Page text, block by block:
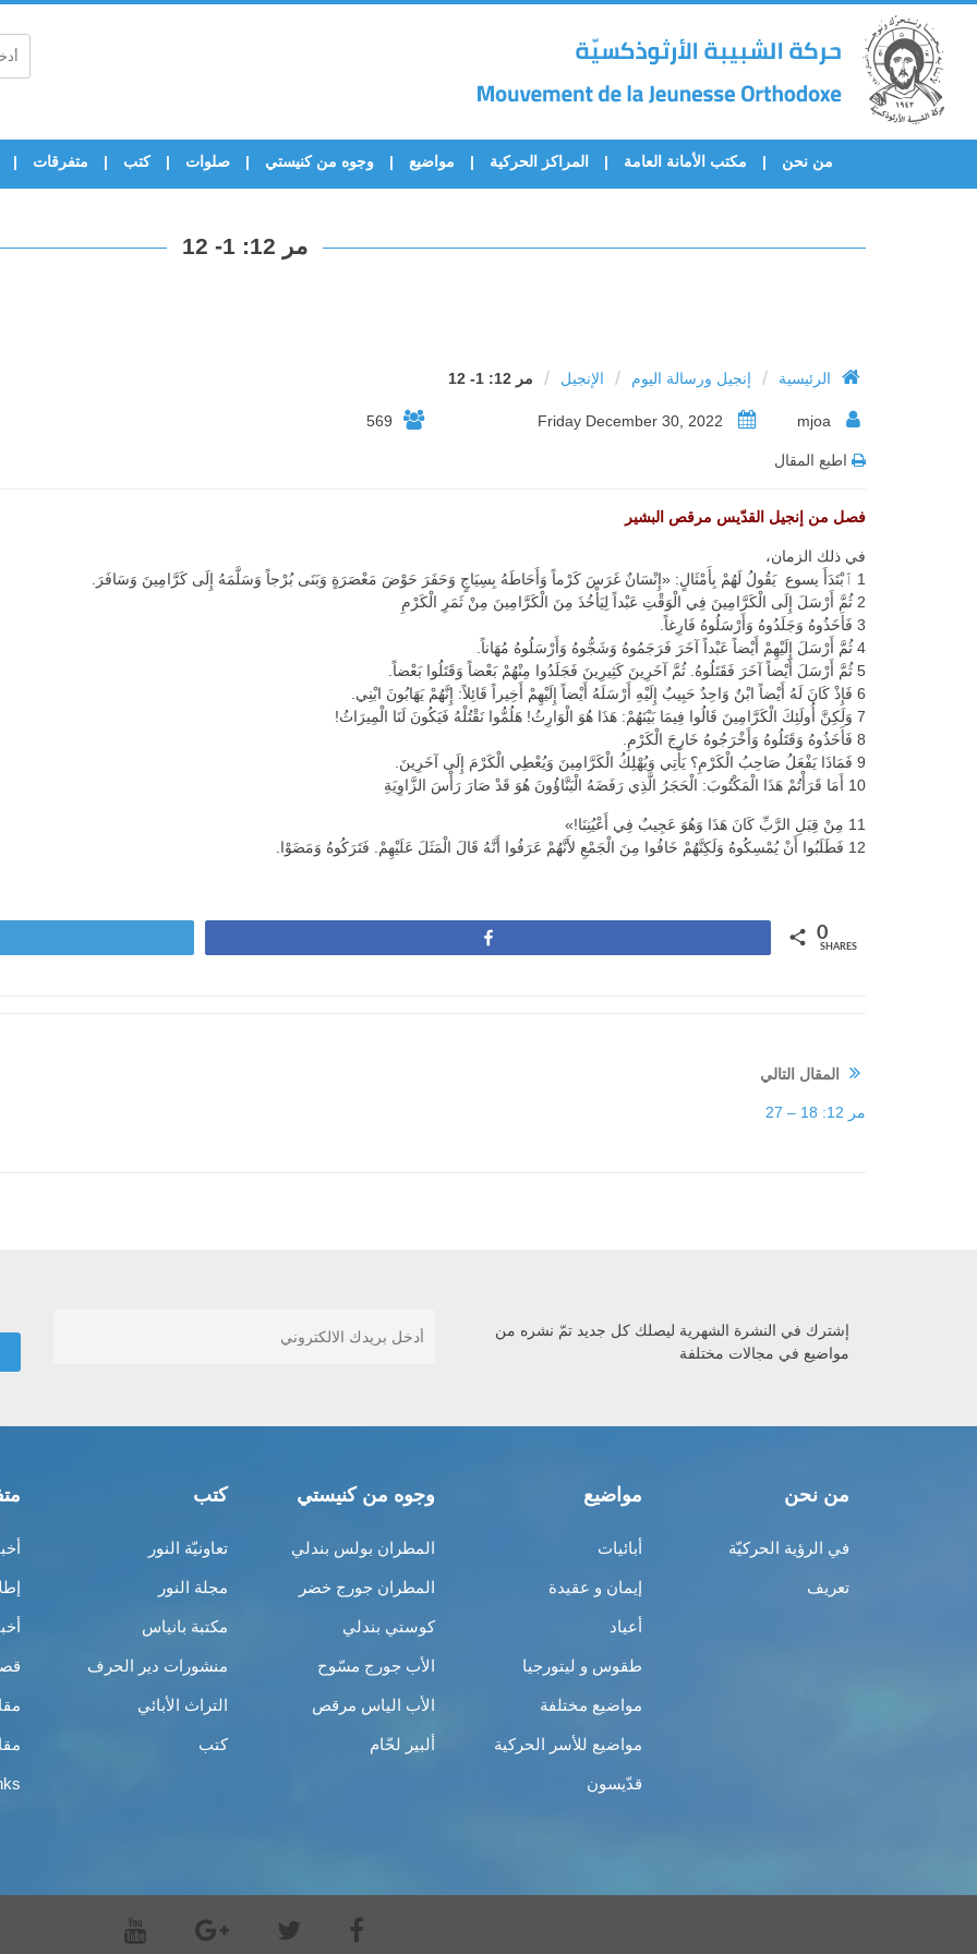
من نحن مكتب الأمانة العامة المراكز الحركية مواضيع وجوه من كنيستي صلوات كتب متفرقات
مر 12: 1- 12
الرئيسية / إنجيل ورسالة اليوم / الإنجيل / مر 12: 1- 12
569
اطبع المقال
فصل من إنجيل القدّيس مرقص البشير
في ذلك الزمان،
1 ﭐبْتَدَأَ يسوع يَقُولُ لَهُمْ بِأَمْثَالٍ: «إِنْسَانٌ غَرَسَ كَرْماً وَأَحَاطَهُ بِسِيَاجٍ وَحَفَرَ حَوْضَ مَعْصَرَةٍ وَبَنَى بُرْجاً وَسَلَّمَهُ إِلَى كَرَّامِينَ وَسَافَرَ.
2 ثُمَّ أَرْسَلَ إِلَى الْكَرَّامِينَ فِي الْوَقْتِ عَبْداً لِيَأْخُذَ مِنَ الْكَرَّامِينَ مِنْ ثَمَرِ الْكَرْمِ
3 فَأَخَذُوهُ وَجَلَدُوهُ وَأَرْسَلُوهُ فَارِغاً.
4 ثُمَّ أَرْسَلَ إِلَيْهِمْ أَيْضاً عَبْداً آخَرَ فَرَجَمُوهُ وَشَجُّوهُ وَأَرْسَلُوهُ مُهَاناً.
5 ثُمَّ أَرْسَلَ أَيْضاً آخَرَ فَقَتَلُوهُ. ثُمَّ آخَرِينَ كَثِيرِينَ فَجَلَدُوا مِنْهُمْ بَعْضاً وَقَتَلُوا بَعْضاً.
6 فَإِذْ كَانَ لَهُ أَيْضاً ابْنٌ وَاحِدٌ حَبِيبٌ إِلَيْهِ أَرْسَلَهُ أَيْضاً إِلَيْهِمْ أَخِيراً قَائِلاً: إِنَّهُمْ يَهَابُونَ ابْنِي.
7 وَلَكِنَّ أُولَئِكَ الْكَرَّامِينَ قَالُوا فِيمَا بَيْنَهُمْ: هَذَا هُوَ الْوَارِثُ! هَلُمُّوا نَقْتُلْهُ فَيَكُونَ لَنَا الْمِيرَاثُ!
8 فَأَخَذُوهُ وَقَتَلُوهُ وَأَخْرَجُوهُ خَارِجَ الْكَرْمِ.
9 فَمَاذَا يَفْعَلُ صَاحِبُ الْكَرْمِ؟ يَأْتِي وَيُهْلِكُ الْكَرَّامِينَ وَيُعْطِي الْكَرْمَ إِلَى آخَرِينَ.
10 أَمَا قَرَأْتُمْ هَذَا الْمَكْتُوبَ: الْحَجَرُ الَّذِي رَفَضَهُ الْبَنَّاؤُونَ هُوَ قَدْ صَارَ رَأْسَ الزَّاوِيَةِ
11 مِنْ قِبَلِ الرَّبِّ كَانَ هَذَا وَهُوَ عَجِيبٌ فِي أَعْيُنِنَا!»
12 فَطَلَبُوا أَنْ يُمْسِكُوهُ وَلَكِنَّهُمْ خَافُوا مِنَ الْجَمْعِ لأَنَّهُمْ عَرَفُوا أَنَّهُ قَالَ الْمَثَلَ عَلَيْهِمْ. فَتَرَكُوهُ وَمَضَوْا.
0
SHARES
المقال التالي
مر 12: 18 – 27
إشترك في النشرة الشهرية ليصلك كل جديد تمّ نشره من
مواضيع في مجالات مختلفة
من نحن
في الرؤية الحركيّة
تعريف
مواضيع
أبائيات
إيمان و عقيدة
أعياد
طقوس و ليتورجيا
مواضيع مختلفة
مواضيع للأسر الحركية
قدّيسون
وجوه من كنيستي
المطران بولس بندلي
المطران جورج خضر
كوستي بندلي
الأب جورج مسّوح
الأب الياس مرقص
ألبير لحّام
كتب
تعاونيّة النور
مجلة النور
مكتبة بانياس
منشورات دير الحرف
التراث الأبائي
كتب